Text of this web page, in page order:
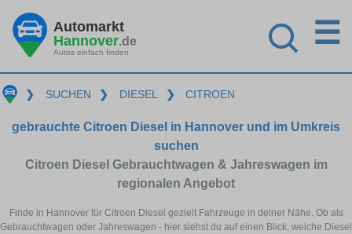
Automarkt
Hannover.de
Autos einfach finden
☰
❯ SUCHEN ❯ DIESEL ❯ CITROEN
gebrauchte Citroen Diesel in Hannover und im Umkreis
suchen
Citroen Diesel Gebrauchtwagen & Jahreswagen im
regionalen Angebot
Finde in Hannover für Citroen Diesel gezielt Fahrzeuge in deiner Nähe. Ob als
Gebrauchtwagen oder Jahreswagen - hier siehst du auf einen Blick, welche Diesel